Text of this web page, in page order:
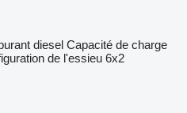
diesel Capacité de charge
de l'essieu 6x2